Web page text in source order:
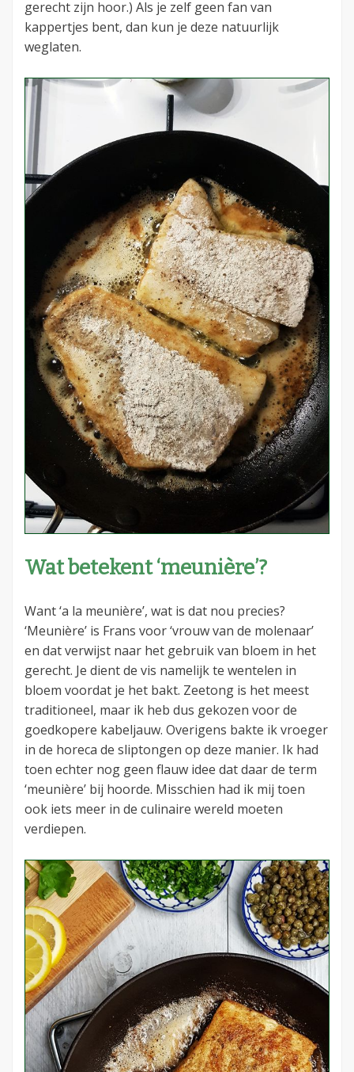
gerecht zijn hoor.) Als je zelf geen fan van
kappertjes bent, dan kun je deze natuurlijk
weglaten.
Wat betekent ‘meunière’?
Want ‘a la meunière’, wat is dat nou precies?
‘Meunière’ is Frans voor ‘vrouw van de molenaar’
en dat verwijst naar het gebruik van bloem in het
gerecht. Je dient de vis namelijk te wentelen in
bloem voordat je het bakt. Zeetong is het meest
traditioneel, maar ik heb dus gekozen voor de
goedkopere kabeljauw. Overigens bakte ik vroeger
in de horeca de sliptongen op deze manier. Ik had
toen echter nog geen flauw idee dat daar de term
‘meunière’ bij hoorde. Misschien had ik mij toen
ook iets meer in de culinaire wereld moeten
verdiepen.